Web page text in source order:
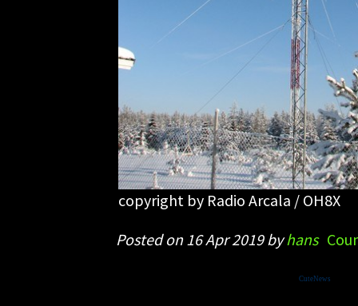
copyright by Radio Arcala / OH8X
Posted on 16 Apr 2019 byhans
CuteNews